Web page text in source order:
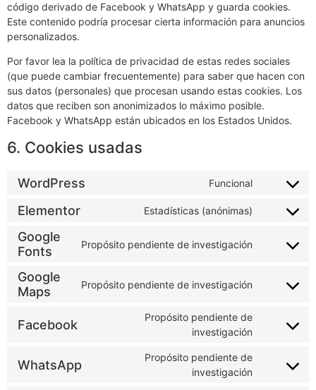
código derivado de Facebook y WhatsApp y guarda cookies.
Este contenido podría procesar cierta información para anuncios
personalizados.
Por favor lea la política de privacidad de estas redes sociales
(que puede cambiar frecuentemente) para saber que hacen con
sus datos (personales) que procesan usando estas cookies. Los
datos que reciben son anonimizados lo máximo posible.
Facebook y WhatsApp están ubicados en los Estados Unidos.
6. Cookies usadas
WordPress Funcional
Elementor Estadísticas (anónimas)
Google
Fonts
Propósito pendiente de investigación
Google
Maps
Propósito pendiente de investigación
Facebook
Propósito pendiente de
investigación
WhatsApp
Propósito pendiente de
investigación